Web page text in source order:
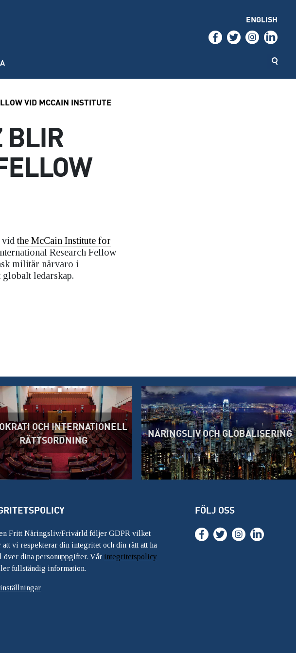
ENGLISH
VID MCCAIN INSTITUTE
BLIR
vid the McCain Institute for
Research Fellow
militär närvaro i
ledarskap.
OCH INTERNATIONELL
RÄTTSORDNING
NÄRINGSLIV OCH GLOBALISERING
Fritt Näringsliv/Frivärld följer GDPR vilket
att vi respekterar din integritet och din rätt att ha
över dina personuppgifter. Vår integritetspolicy
fullständig information.
FÖLJ OSS